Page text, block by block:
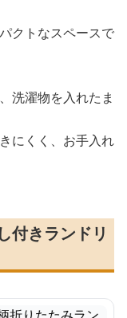
クトなスペースで
洗濯物を入れたま
にくく、お手入れ
付きランドリ